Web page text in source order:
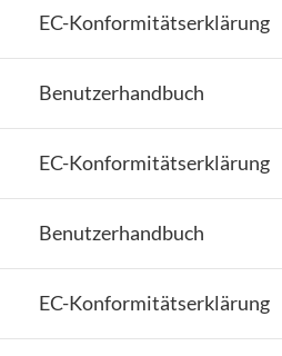
EC-Konformitätserklärung
Benutzerhandbuch
EC-Konformitätserklärung
Benutzerhandbuch
EC-Konformitätserklärung